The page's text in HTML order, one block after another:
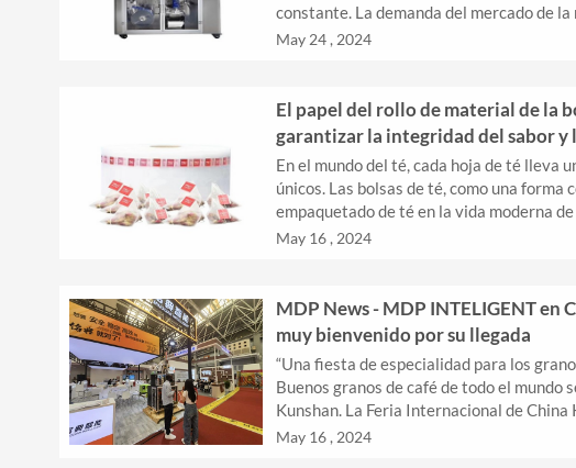
constante. La demanda del mercado de la
bolsitas de té, como un equipo importante
May 24 , 2024
El papel del rollo de material de la
garantizar la integridad del sabor y
En el mundo del té, cada hoja de té lleva
únicos. Las bolsas de té, como una forma
empaquetado de té en la vida moderna
elección de los rollos de material es
May 16 , 2024
MDP News - MDP INTELIGENT en
muy bienvenido por su llegada
“Una fiesta de especialidad para los
Buenos granos de café de todo el mundo
Kunshan. La Feria Internacional de China
2024 DE LA Industria del Café (2024
May 16 , 2024